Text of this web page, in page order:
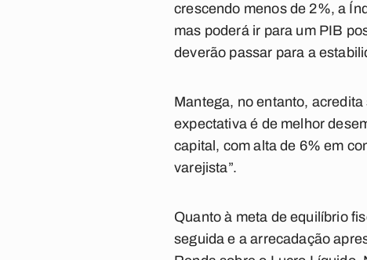
crescendo menos de 2%, a
mas poderá ir para um PIB
deverão passar para a
Mantega, no entanto,
expectativa é de melhor
capital, com alta de 6% em
varejista”.
Quanto à meta de equilíbrio
seguida e a arrecadação